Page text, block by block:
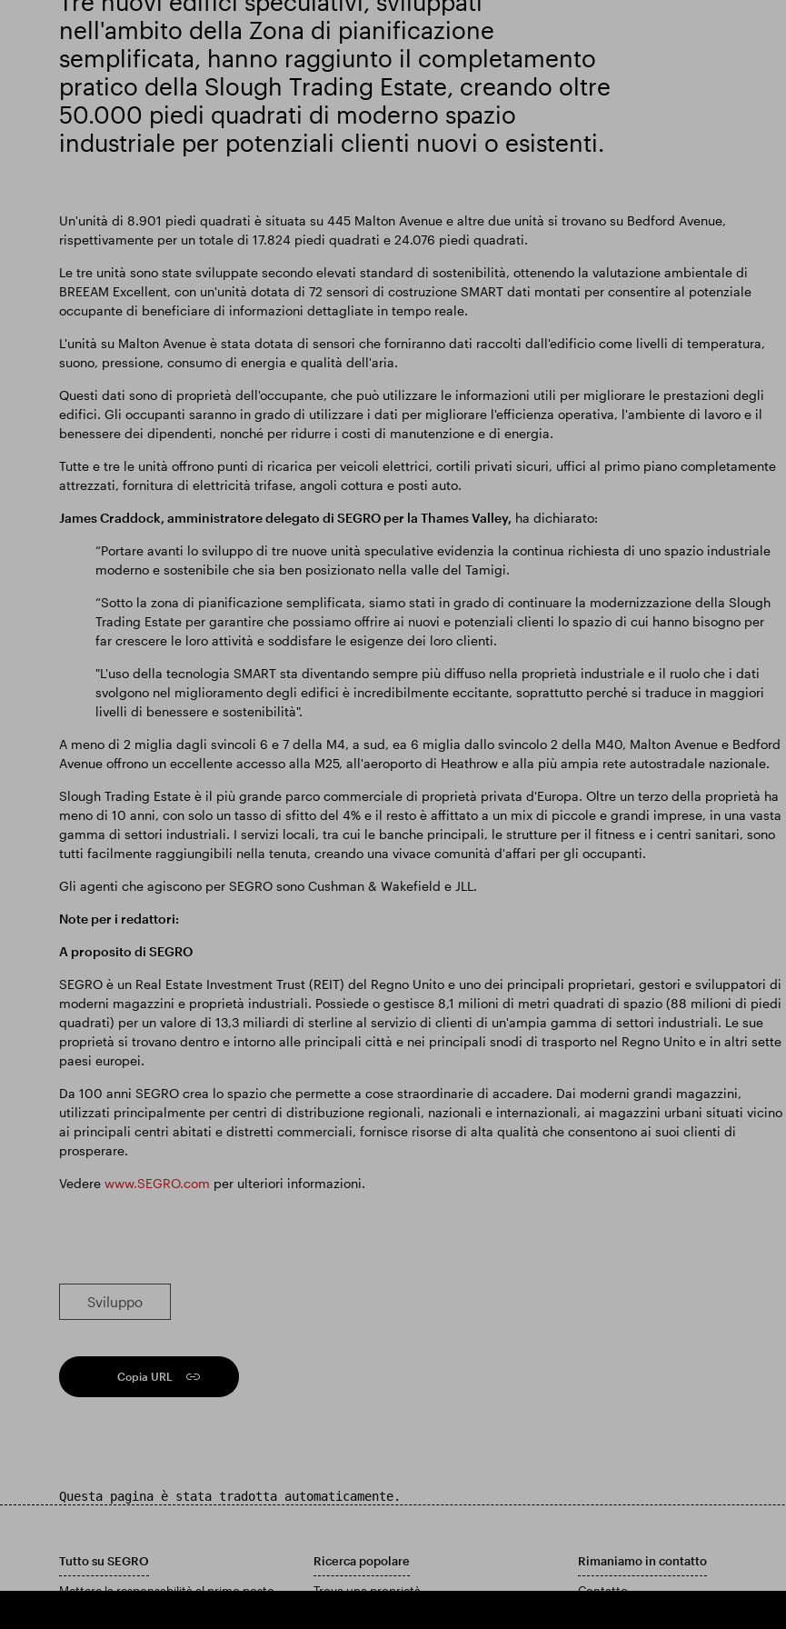
nell'ambito della Zona di pianificazione
semplificata, hanno raggiunto il completamento
pratico della Slough Trading Estate, creando oltre
50.000 piedi quadrati di moderno spazio
industriale per potenziali clienti nuovi o esistenti.
Un'unità di 8.901 piedi quadrati è situata su 445 Malton Avenue e altre due unità si trovano su Bedford Avenue,
rispettivamente per un totale di 17.824 piedi quadrati e 24.076 piedi quadrati.
Le tre unità sono state sviluppate secondo elevati standard di sostenibilità, ottenendo la valutazione ambientale di
BREEAM Excellent, con un'unità dotata di 72 sensori di costruzione SMART dati montati per consentire al potenziale
occupante di beneficiare di informazioni dettagliate in tempo reale.
L'unità su Malton Avenue è stata dotata di sensori che forniranno dati raccolti dall'edificio come livelli di temperatura,
suono, pressione, consumo di energia e qualità dell'aria.
Questi dati sono di proprietà dell'occupante, che può utilizzare le informazioni utili per migliorare le prestazioni degli
edifici. Gli occupanti saranno in grado di utilizzare i dati per migliorare l'efficienza operativa, l'ambiente di lavoro e il
benessere dei dipendenti, nonché per ridurre i costi di manutenzione e di energia.
Tutte e tre le unità offrono punti di ricarica per veicoli elettrici, cortili privati sicuri, uffici al primo piano completamente
attrezzati, fornitura di elettricità trifase, angoli cottura e posti auto.
James Craddock, amministratore delegato di SEGRO per la Thames Valley, ha dichiarato:
“Portare avanti lo sviluppo di tre nuove unità speculative evidenzia la continua richiesta di uno spazio industriale
moderno e sostenibile che sia ben posizionato nella valle del Tamigi.
“Sotto la zona di pianificazione semplificata, siamo stati in grado di continuare la modernizzazione della Slough
Trading Estate per garantire che possiamo offrire ai nuovi e potenziali clienti lo spazio di cui hanno bisogno per
far crescere le loro attività e soddisfare le esigenze dei loro clienti.
"L'uso della tecnologia SMART sta diventando sempre più diffuso nella proprietà industriale e il ruolo che i dati
svolgono nel miglioramento degli edifici è incredibilmente eccitante, soprattutto perché si traduce in maggiori
livelli di benessere e sostenibilità".
A meno di 2 miglia dagli svincoli 6 e 7 della M4, a sud, ea 6 miglia dallo svincolo 2 della M40, Malton Avenue e Bedford
Avenue offrono un eccellente accesso alla M25, all'aeroporto di Heathrow e alla più ampia rete autostradale nazionale.
Slough Trading Estate è il più grande parco commerciale di proprietà privata d'Europa. Oltre un terzo della proprietà ha
meno di 10 anni, con solo un tasso di sfitto del 4% e il resto è affittato a un mix di piccole e grandi imprese, in una vasta
gamma di settori industriali. I servizi locali, tra cui le banche principali, le strutture per il fitness e i centri sanitari, sono
tutti facilmente raggiungibili nella tenuta, creando una vivace comunità d'affari per gli occupanti.
Gli agenti che agiscono per SEGRO sono Cushman & Wakefield e JLL.
Note per i redattori:
A proposito di SEGRO
SEGRO è un Real Estate Investment Trust (REIT) del Regno Unito e uno dei principali proprietari, gestori e sviluppatori di
moderni magazzini e proprietà industriali. Possiede o gestisce 8,1 milioni di metri quadrati di spazio (88 milioni di piedi
quadrati) per un valore di 13,3 miliardi di sterline al servizio di clienti di un'ampia gamma di settori industriali. Le sue
proprietà si trovano dentro e intorno alle principali città e nei principali snodi di trasporto nel Regno Unito e in altri sette
paesi europei.
Da 100 anni SEGRO crea lo spazio che permette a cose straordinarie di accadere. Dai moderni grandi magazzini,
utilizzati principalmente per centri di distribuzione regionali, nazionali e internazionali, ai magazzini urbani situati vicino
ai principali centri abitati e distretti commerciali, fornisce risorse di alta qualità che consentono ai suoi clienti di
prosperare.
Vedere www.SEGRO.com per ulteriori informazioni.
Sviluppo
Copia URL
Questa pagina è stata tradotta automaticamente.
Tutto su SEGRO
Mettere la responsabilità al primo posto
Ricerca popolare
Trova una proprietà
Rimaniamo in contatto
Contatto